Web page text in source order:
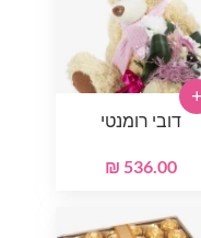
דובי רומנטי
536.00 ₪
+